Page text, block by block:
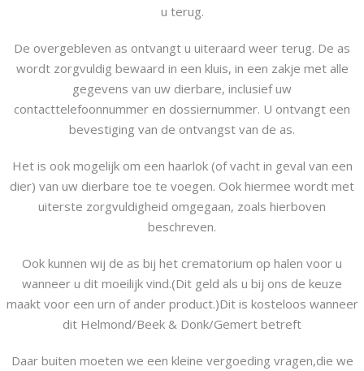
u terug.
De overgebleven as ontvangt u uiteraard weer terug. De as
wordt zorgvuldig bewaard in een kluis, in een zakje met alle
gegevens van uw dierbare, inclusief uw
contacttelefoonnummer en dossiernummer. U ontvangt een
bevestiging van de ontvangst van de as.
Het is ook mogelijk om een haarlok (of vacht in geval van een
dier) van uw dierbare toe te voegen. Ook hiermee wordt met
uiterste zorgvuldigheid omgegaan, zoals hierboven
beschreven.
Ook kunnen wij de as bij het crematorium op halen voor u
wanneer u dit moeilijk vind.(Dit geld als u bij ons de keuze
maakt voor een urn of ander product.)Dit is kosteloos wanneer
dit Helmond/Beek & Donk/Gemert betreft
Daar buiten moeten we een kleine vergoeding vragen,die we